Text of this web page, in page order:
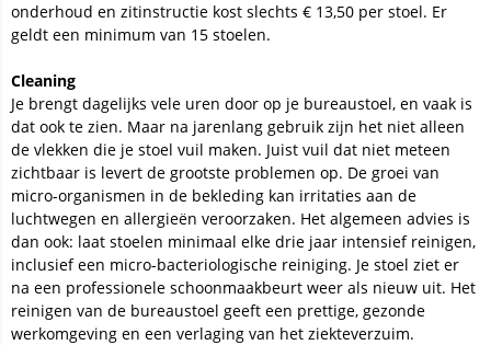
onderhoud en zitinstructie kost slechts € 13,50 per stoel. Er
geldt een minimum van 15 stoelen.
Cleaning
Je brengt dagelijks vele uren door op je bureaustoel, en vaak is
dat ook te zien. Maar na jarenlang gebruik zijn het niet alleen
de vlekken die je stoel vuil maken. Juist vuil dat niet meteen
zichtbaar is levert de grootste problemen op. De groei van
micro-organismen in de bekleding kan irritaties aan de
luchtwegen en allergieën veroorzaken. Het algemeen advies is
dan ook: laat stoelen minimaal elke drie jaar intensief reinigen,
inclusief een micro-bacteriologische reiniging. Je stoel ziet er
na een professionele schoonmaakbeurt weer als nieuw uit. Het
reinigen van de bureaustoel geeft een prettige, gezonde
werkomgeving en een verlaging van het ziekteverzuim.